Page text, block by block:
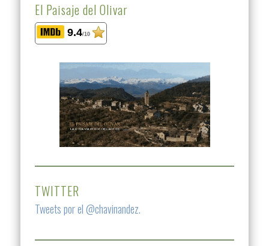
El Paisaje del Olivar
9.4/10
TWITTER
Tweets por el @chavinandez.